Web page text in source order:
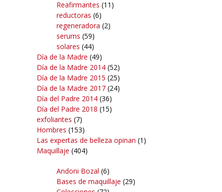
Reafirmantes (11)
reductoras (6)
regeneradora (2)
serums (59)
solares (44)
Día de la Madre (49)
Día de la Madre 2014 (52)
Día de la Madre 2015 (25)
Día de la Madre 2017 (24)
Día del Padre 2014 (36)
Día del Padre 2018 (15)
exfoliantes (7)
Hombres (153)
Las expertas de belleza opinan (1)
Maquillaje (404)
Andoni Bozal (6)
Bases de maquillaje (29)